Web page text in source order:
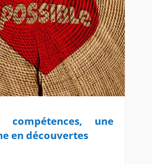
une
en découvertes